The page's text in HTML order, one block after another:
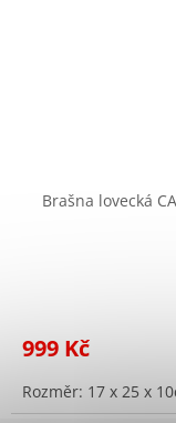
Brašna lovecká
999 Kč
Rozměr: 17 x 25 x